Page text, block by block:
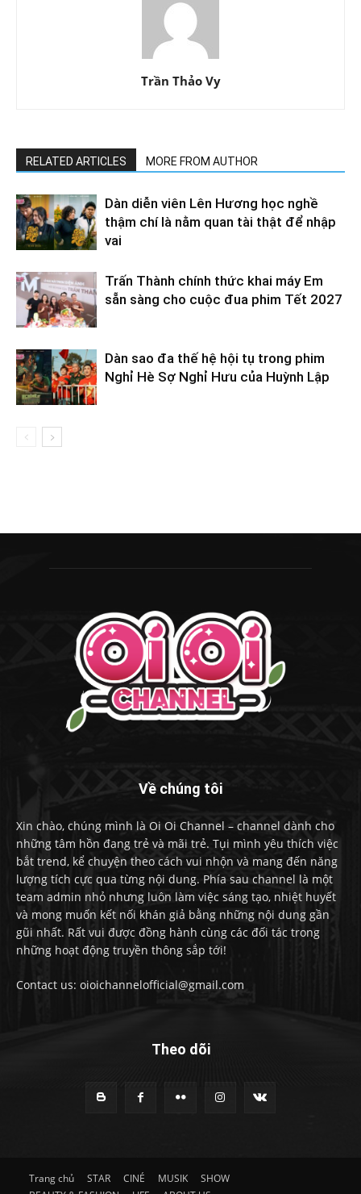
Trần Thảo Vy
RELATED ARTICLES MORE FROM AUTHOR
Dàn diễn viên Lên Hương học nghề
thậm chí là nằm quan tài thật để nhập
vai
Trấn Thành chính thức khai máy Em
sẵn sàng cho cuộc đua phim Tết 2027
Dàn sao đa thế hệ hội tụ trong phim
Nghỉ Hè Sợ Nghỉ Hưu của Huỳnh Lập
Về chúng tôi
Xin chào, chúng mình là Oi Oi Channel – channel dành cho
những tâm hồn đang trẻ và mãi trẻ. Tụi mình yêu thích việc
bắt trend, kể chuyện theo cách vui nhộn và mang đến năng
lượng tích cực qua từng nội dung. Phía sau channel là một
team admin nhỏ nhưng luôn làm việc sáng tạo, nhiệt huyết
và mong muốn kết nối khán giả bằng những nội dung gần
gũi nhất. Rất vui được đồng hành cùng các đối tác trong
những hoạt động truyền thông sắp tới!
Contact us: oioichannelofficial@gmail.com
Theo dõi
Trang chủ STAR CINÉ MUSIK
SHOW